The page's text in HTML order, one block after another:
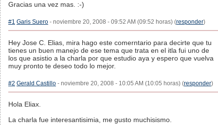
Gracias una vez mas. :-)
#1 Garis Suero - noviembre 20, 2008 - 09:52 AM (09:52 horas) (responder)
Hey Jose C. Elias, mira hago este comerntario para decirte que tu
tienes un buen manejo de ese tema que trata en el itla fui uno de
los que asistio a la charla por que estudio aya y espero que vuelva
muy pronto te deseo todo lo mejor.
#2 Gerald Castillo - noviembre 20, 2008 - 10:05 AM (10:05 horas) (responder)
Hola Eliax.
La charla fue interesantisimia, me gusto muchisismo.